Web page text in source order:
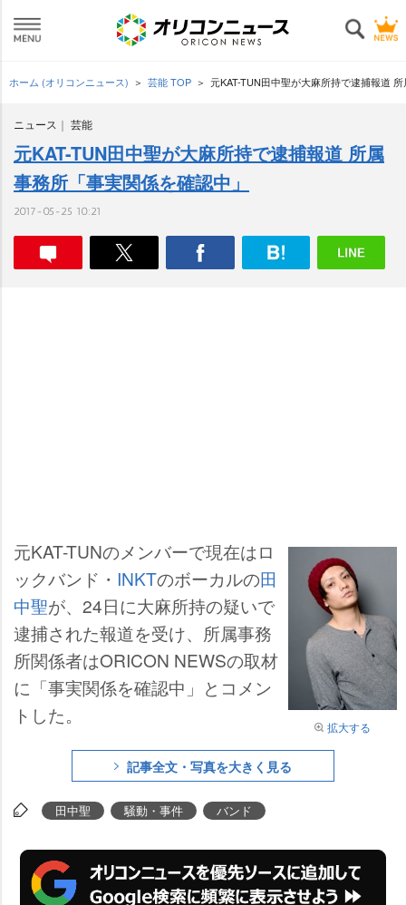
ホーム (オリコンニュース) 芸能 TOP 元KAT-TUN田中聖が大麻所持で逮捕報道
ニュース 芸能
元KAT-TUN田中聖が大麻所持で逮捕報道 所属
事務所「事実関係を確認中」
2017-05-25 10:21
拡大する
元KAT-TUNのメンバーで現在はロ
ックバンド・ INKTのボーカルの田
中聖が、24日に大麻所持の疑いで
逮捕された報道を受け、所属事務
所関係者はORICON NEWSの取材
に「事実関係を確認中」とコメン
トした。
記事全文・写真を大きく見る
田中聖 騒動・事件 バンド